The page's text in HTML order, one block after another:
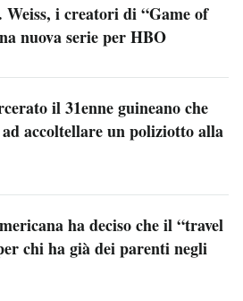
i creatori di “Game of
nuova serie per HBO
il 31enne guineano che
accoltellare un poliziotto alla
ha deciso che il “travel
chi ha già dei parenti negli